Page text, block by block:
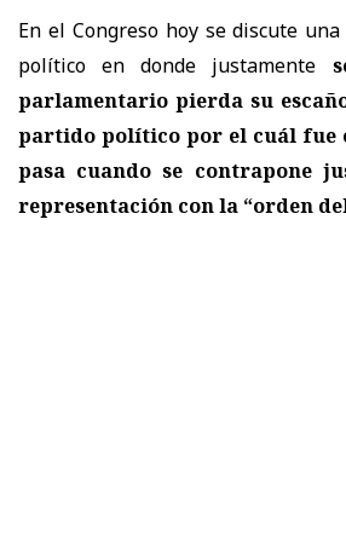
En el Congreso hoy se discute
político en donde justamente
parlamentario pierda su
partido político por el cuál fue
pasa cuando se contrapone
representación con la “orden